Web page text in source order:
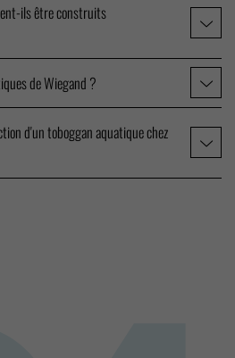
ils être construits
de Wiegand ?
d'un toboggan aquatique chez